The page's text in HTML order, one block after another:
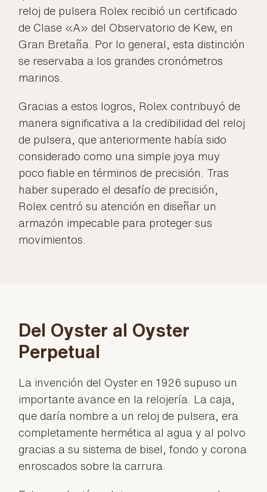
reloj de pulsera Rolex recibió un certificado
de Clase «A» del Observatorio de Kew, en
Gran Bretaña. Por lo general, esta distinción
se reservaba a los grandes cronómetros
marinos.
Gracias a estos logros, Rolex contribuyó de
manera significativa a la credibilidad del reloj
de pulsera, que anteriormente había sido
considerado como una simple joya muy
poco fiable en términos de precisión. Tras
haber superado el desafío de precisión,
Rolex centró su atención en diseñar un
armazón impecable para proteger sus
movimientos.
Del Oyster al Oyster
Perpetual
La invención del Oyster en 1926 supuso un
importante avance en la relojería. La caja,
que daría nombre a un reloj de pulsera, era
completamente hermética al agua y al polvo
gracias a su sistema de bisel, fondo y corona
enroscados sobre la carrura.